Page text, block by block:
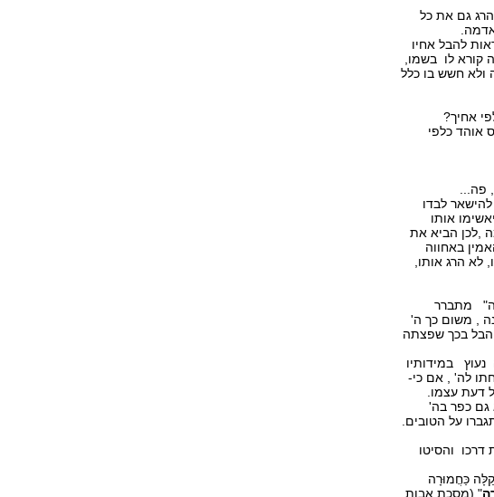
גם את כל
להבל אחיו
קורא לו בשמו,
ולא חשש בו כלל
אחיך?
אוהד כלפי
פה...
לבדו
אותו
,לכן הביא את
באחווה
לא הרג אותו,
מתברר
, משום כך ה'
הבל בכך שפצתה
נעוץ במידותיו
לה' , אם כי-
דעת עצמו.
גם כפר בה'
על הטובים.
דרכו והסיטו
כַּחֲמוּרָה
" (מסכת אבות